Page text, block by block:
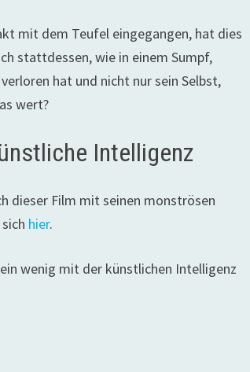
mit dem Teufel eingegangen, hat dies
stattdessen, wie in einem Sumpf,
hat und nicht nur sein Selbst,
wert?
Intelligenz
dieser Film mit seinen monströsen
hier.
wenig mit der künstlichen Intelligenz